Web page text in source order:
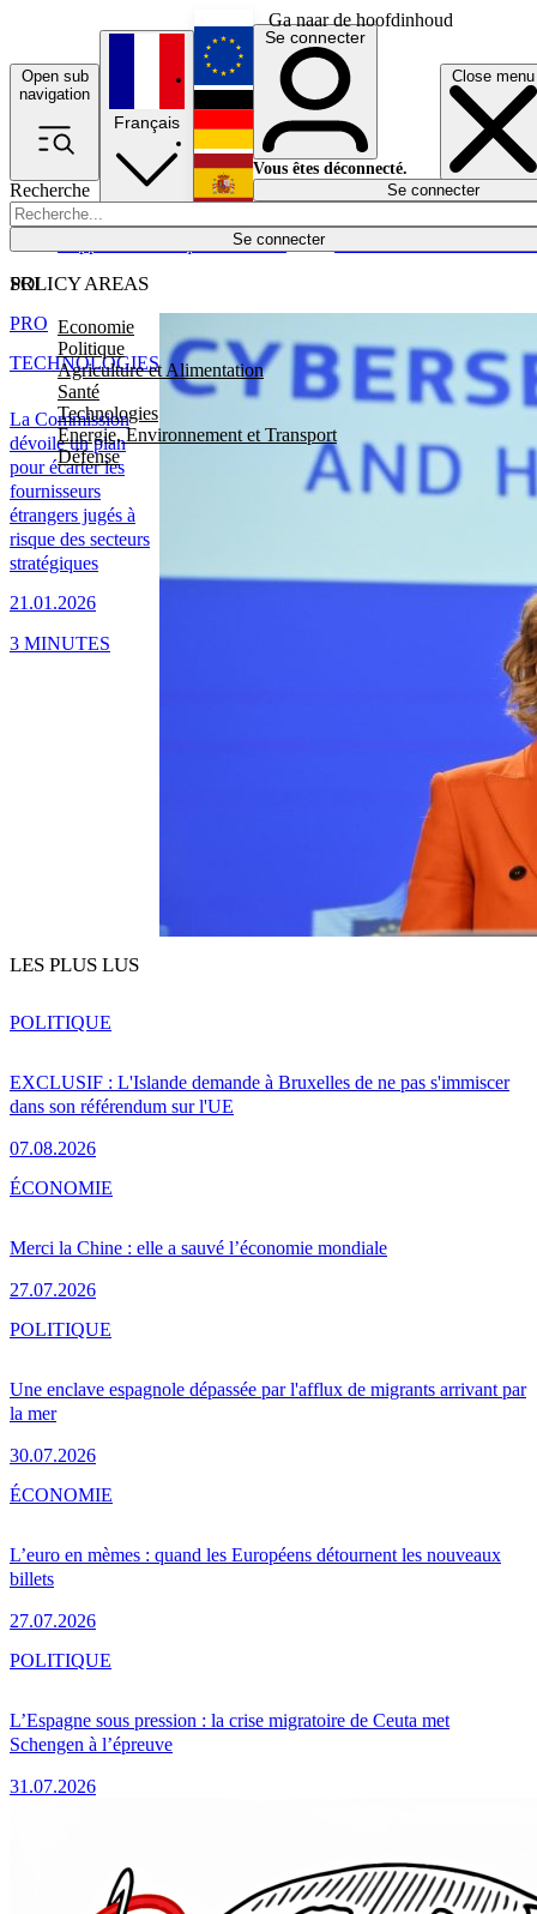
Ga naar de hoofdinhoud
Open sub
navigation
Close menu
Recherche
Se connecter
POLICY AREAS
Economie
Politique
Agriculture et Alimentation
Santé
Technologies
Energie, Environnement et Transport
Défense
Économie
Français
English
Deutsch
Español
Se connecter
Vous êtes déconnecté.
Se connecter
SRI
La Commission
dévoile un plan
pour écarter les
fournisseurs
étrangers jugés à
risque des secteurs
stratégiques
21.01.2026
PRO
TECHNOLOGIES
3 MINUTES
LES PLUS LUS
EXCLUSIF : L'Islande demande à Bruxelles de ne pas s'immiscer
dans son référendum sur l'UE
07.08.2026
POLITIQUE
Merci la Chine : elle a sauvé l’économie mondiale
27.07.2026
ÉCONOMIE
Une enclave espagnole dépassée par l'afflux de migrants arrivant par
la mer
30.07.2026
POLITIQUE
L’euro en mèmes : quand les Européens détournent les nouveaux
billets
27.07.2026
ÉCONOMIE
L’Espagne sous pression : la crise migratoire de Ceuta met
Schengen à l’épreuve
31.07.2026
POLITIQUE